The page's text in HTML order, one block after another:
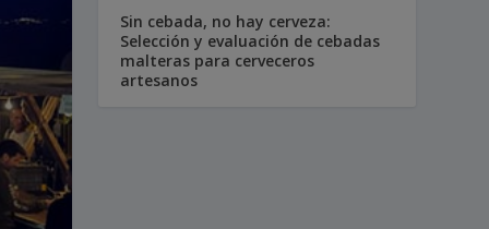
Sin cebada, no hay cerveza:
Selección y evaluación de cebadas
malteras para cerveceros
artesanos